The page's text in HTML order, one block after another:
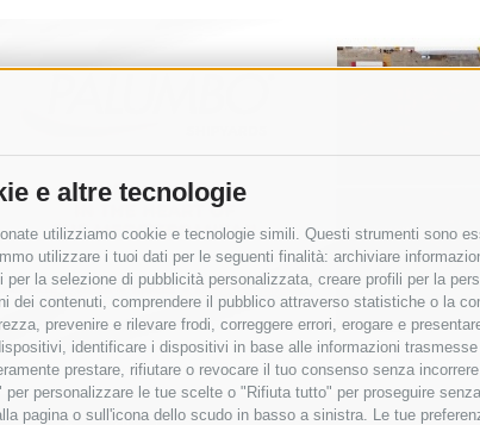
e altre tecnologie
utilizziamo cookie e tecnologie simili. Questi strumenti sono
utilizzare i tuoi dati per le seguenti finalità: archiviare
per la selezione di pubblicità personalizzata, creare profili per la
dei contenuti, comprendere il pubblico attraverso statistiche o la
prevenire e rilevare frodi, correggere errori, erogare e
identificare i dispositivi in base alle informazioni
prestare, rifiutare o revocare il tuo consenso senza
personalizzare le tue scelte o "Rifiuta tutto" per proseguire
pagina o sull'icona dello scudo in basso a sinistra. Le tue